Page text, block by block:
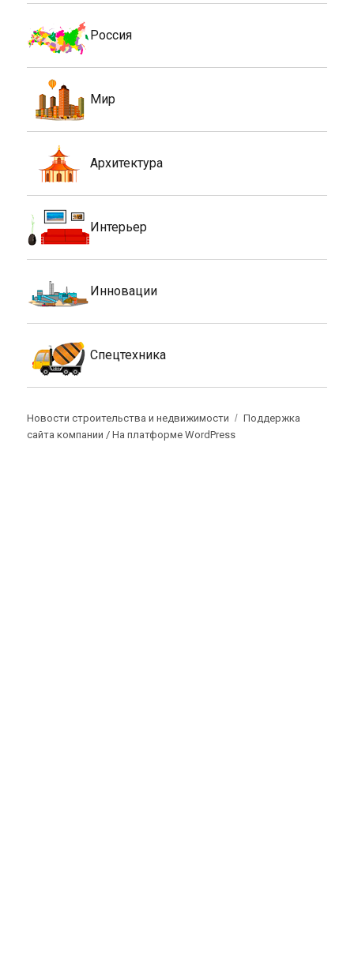
Россия
Мир
Архитектура
Интерьер
Инновации
Спецтехника
Новости строительства и недвижимости
Поддержка
сайта компании /На платформе WordPress